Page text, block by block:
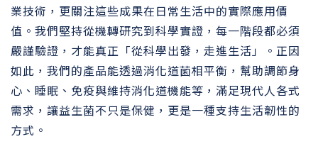
業技術，更關注這些成果在日常生活中的實際應用價
值。我們堅持從機轉研究到科學實證，每一階段都必須
嚴謹驗證，才能真正「從科學出發，走進生活」。正因
如此，我們的產品能透過消化道菌相平衡，幫助調節身
心、睡眠、免疫與維持消化道機能等，滿足現代人各式
需求，讓益生菌不只是保健，更是一種支持生活韌性的
方式。